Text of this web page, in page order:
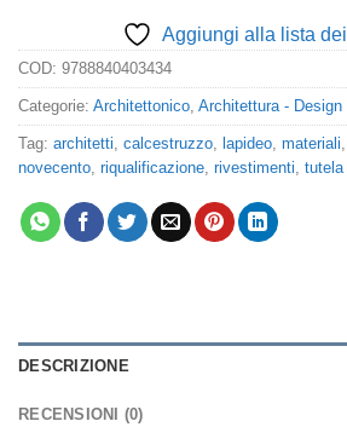
Aggiungi alla lista
COD: 9788840403434
Categorie: Architettonico Architettura - Design
Tag: architetti calcestruzzo lapideo materiali
novecento riqualificazione rivestimenti tutela
DESCRIZIONE
RECENSIONI (0)